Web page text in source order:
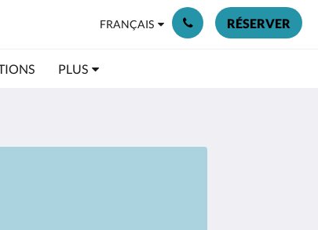
FRANÇAIS RÉSERVER
PLUS